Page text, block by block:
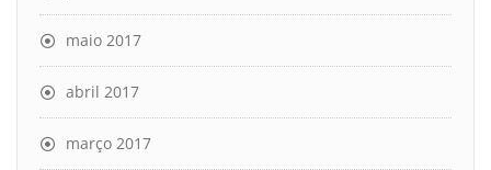
maio 2017
abril 2017
março 2017